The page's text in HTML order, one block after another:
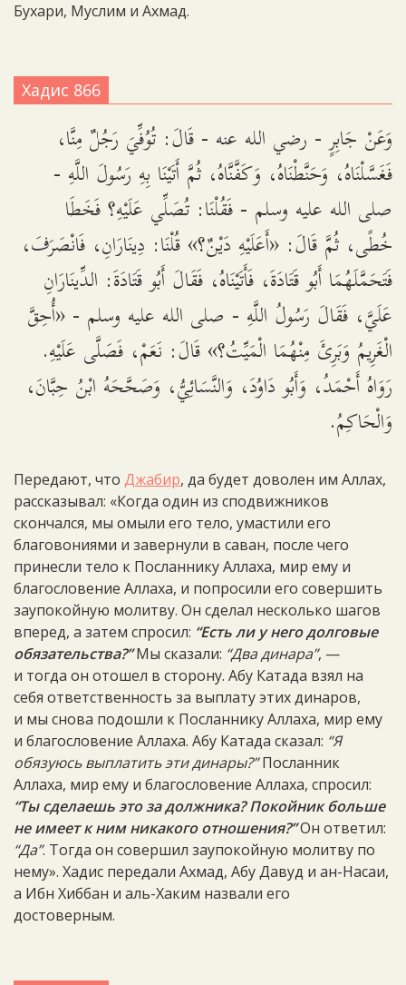
Бухари, Муслим и Ахмад.
Хадис 866
وَعَنْ جَابِرٍ - رضي الله عنه - قَالَ: تُوُفِّيَ رَجُلٌ مِنَّا،
فَغَسَّلْنَاهُ، وَحَنَّطْنَاهُ، وَكَفَّنَّاهُ، ثُمَّ أَتَيْنَا بِهِ رَسُولَ اللَّهِ -
صلى الله عليه وسلم - فَقُلْنَا: تُصَلِّي عَلَيْهِ؟ فَخَطَا
خُطًى، ثُمَّ قَالَ: «أَعَلَيْهِ دَيْنٌ؟» قُلْنَا: دِينَارَانِ، فَانْصَرَفَ،
فَتَحَمَّلَهُمَا أَبُو قَتَادَةَ، فَأَتَيْنَاهُ، فَقَالَ أَبُو قَتَادَةَ: الدِّينَارَانِ
عَلَيَّ، فَقَالَ رَسُولُ اللَّهِ - صلى الله عليه وسلم - «أُحِقَّ
الْغَرِيمُ وَبَرِئَ مِنْهُمَا الْمَيِّتُ؟» قَالَ: نَعَمْ، فَصَلَّى عَلَيْهِ.
رَوَاهُ أَحْمَدُ، وَأَبُو دَاوُدَ، وَالنَّسَائِيُّ، وَصَحَّحَهُ ابْنُ حِبَّانَ،
وَالْحَاكِمُ.
Передают, что Джабир, да будет доволен им Аллах,
рассказывал: «Когда один из сподвижников
скончался, мы омыли его тело, умастили его
благовониями и завернули в саван, после чего
принесли тело к Посланнику Аллаха, мир ему и
благословение Аллаха, и попросили его совершить
заупокойную молитву. Он сделал несколько шагов
вперед, а затем спросил: “Есть ли у него долговые
обязательства?”Мы сказали: “Два динара”, —
и тогда он отошел в сторону. Абу Катада взял на
себя ответственность за выплату этих динаров,
и мы снова подошли к Посланнику Аллаха, мир ему
и благословение Аллаха. Абу Катада сказал: “Я
обязуюсь выплатить эти динары?”Посланник
Аллаха, мир ему и благословение Аллаха, спросил:
“Ты сделаешь это за должника? Покойник больше
не имеет к ним никакого отношения?”Он ответил:
“Да”. Тогда он совершил заупокойную молитву по
нему». Хадис передали Ахмад, Абу Давуд и ан-Насаи,
а Ибн Хиббан и аль-Хаким назвали его
достоверным.